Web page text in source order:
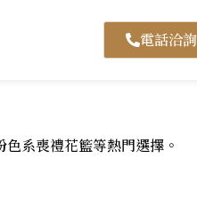
電話洽詢
系喪禮花籃等熱門選擇。